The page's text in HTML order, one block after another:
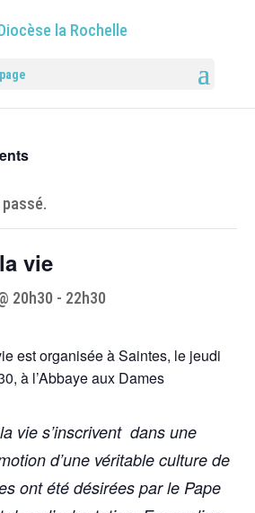
vie
20h30 - 22h30
est organisée à Saintes, le jeudi
à l’Abbaye aux Dames
vie s’inscrivent dans une
d’une véritable culture de
ont été désirées par le Pape